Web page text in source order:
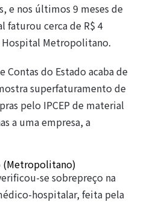
e nos últimos 9 meses de
faturou cerca de R$ 4
Hospital Metropolitano.
do Estado acaba de
superfaturamento de
pelo IPCEP de material
a uma empresa, a
(Metropolitano)
se sobrepreço na
hospitalar, feita pela